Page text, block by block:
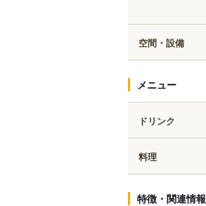
空間・設備
メニュー
ドリンク
料理
特徴・関連情報